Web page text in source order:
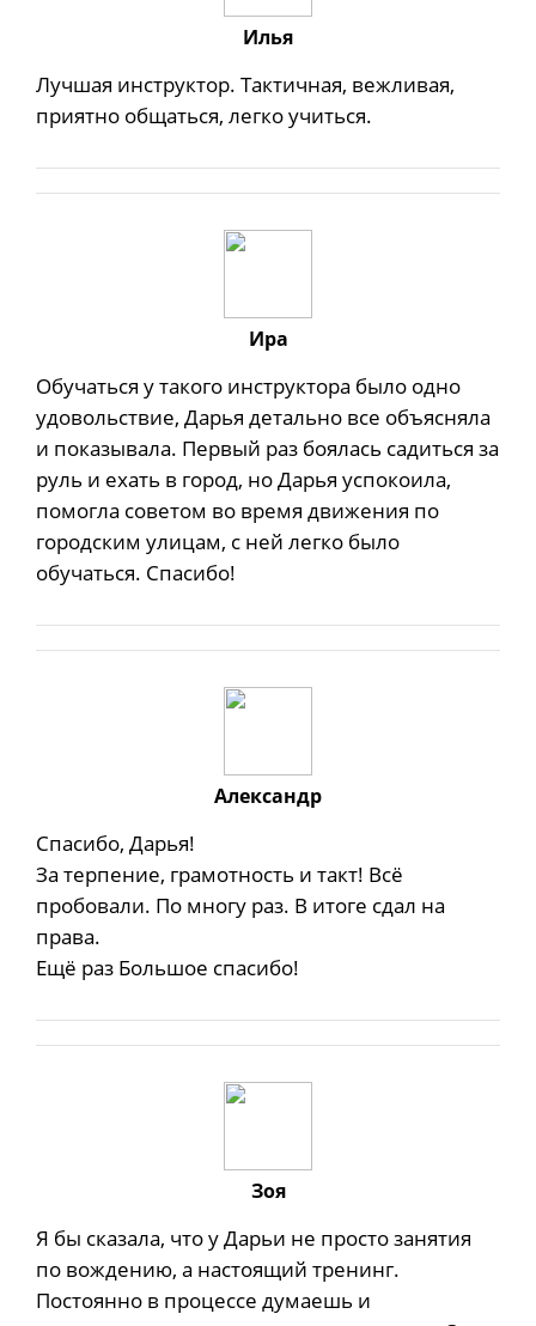
Илья
Лучшая инструктор. Тактичная, вежливая,
приятно общаться, легко учиться.
Ира
Обучаться у такого инструктора было одно
удовольствие, Дарья детально все объясняла
и показывала. Первый раз боялась садиться за
руль и ехать в город, но Дарья успокоила,
помогла советом во время движения по
городским улицам, с ней легко было
обучаться. Спасибо!
Александр
Спасибо, Дарья!
За терпение, грамотность и такт! Всё
пробовали. По многу раз. В итоге сдал на
права.
Ещё раз Большое спасибо!
Зоя
Я бы сказала, что у Дарьи не просто занятия
по вождению, а настоящий тренинг.
Постоянно в процессе думаешь и